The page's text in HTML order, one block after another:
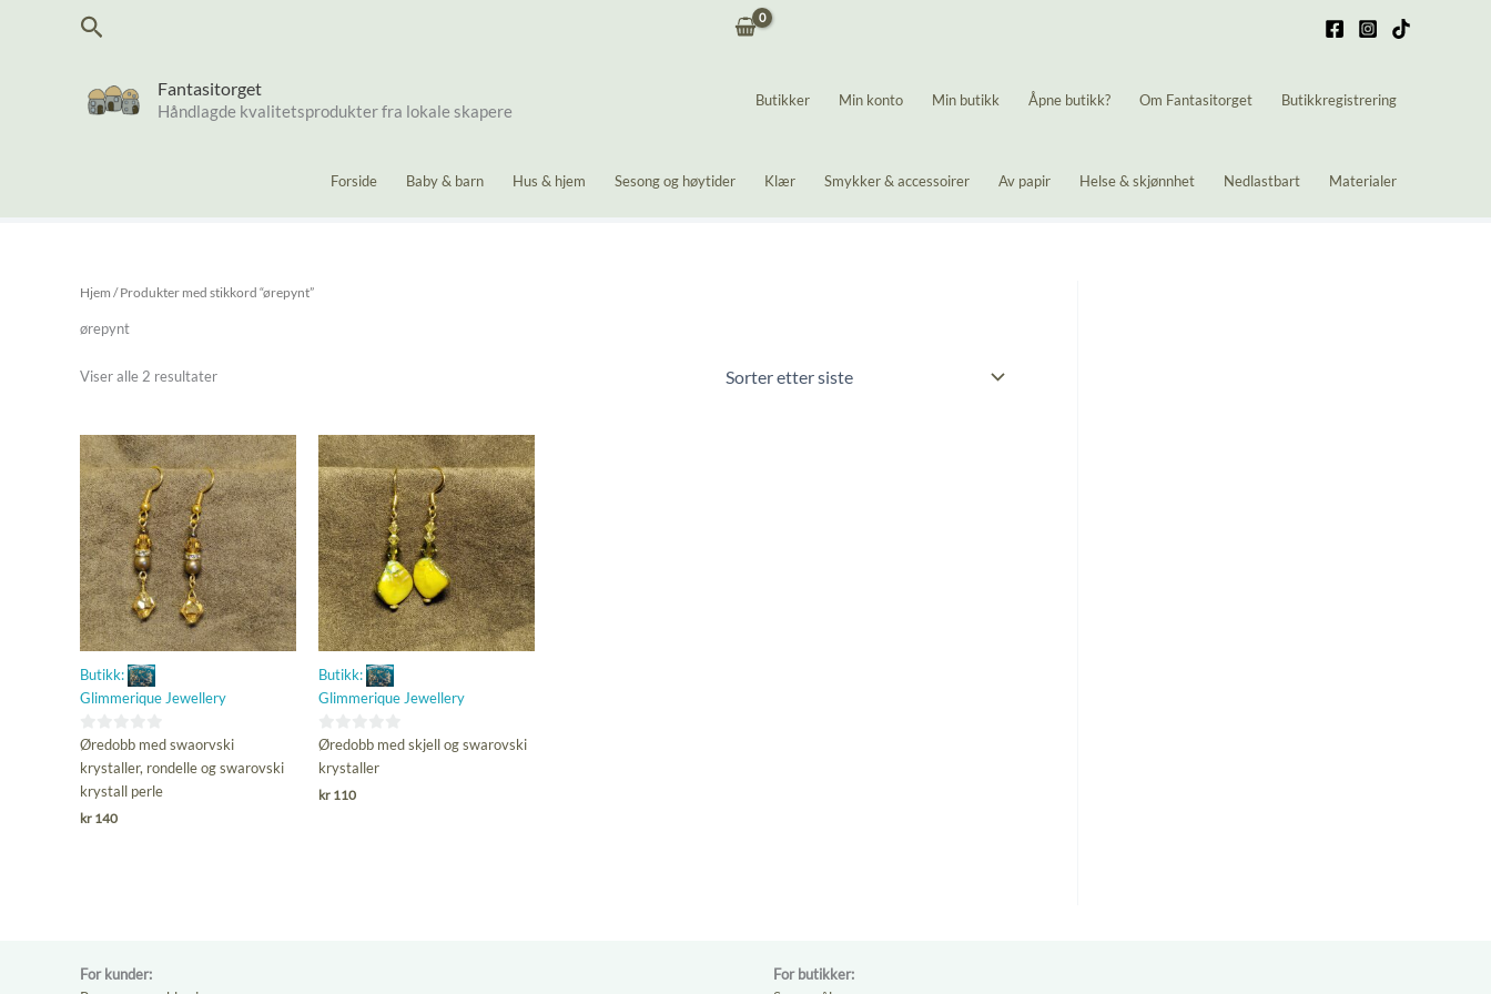
Søk
Fantasitorget
Håndlagde kvalitetsprodukter fra lokale skapere
Butikker Min konto Min butikk Åpne butikk? Om Fantasitorget Butikkregistrering
Forside Baby & barn Hus & hjem Sesong og høytider Klær Smykker & accessoirer Av papir Helse & skjønnhet Nedlastbart Materialer
Hjem / Produkter med stikkord “ørepynt”
ørepynt
Viser alle 2 resultaterSortert
Butikk:
Glimmerique Jewellery
0
ut
av
5
Øredobb med swaorvski
krystaller, rondelle og swarovski
krystall perle
kr 140
Butikk:
Glimmerique Jewellery
0
ut
av
Øredobb med skjell og swarovski
krystaller
kr110
For kunder:
For butikker: